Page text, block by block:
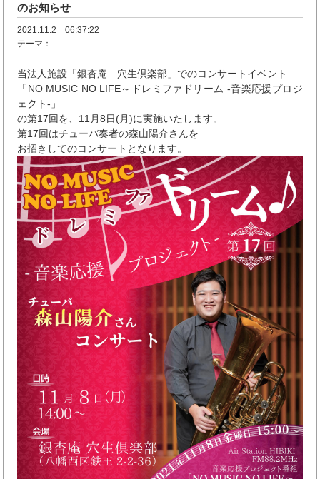
のお知らせ
2021.11.2 06:37:22
テーマ：
当法人施設「銀杏庵 穴生倶楽部」でのコンサートイベント
「NO MUSIC NO LIFE～ドレミファドリーム -音楽応援プロジ
ェクト-」
の第17回を、11月8日(月)に実施いたします。
第17回はチューバ奏者の森山陽介さんを
お招きしてのコンサートとなります。